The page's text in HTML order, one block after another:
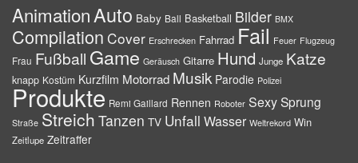
AnimationAuto Baby Ball Basketball Bilder BMX
Compilation Cover Erschrecken Fahrrad Fail Feuer Flugzeug
Frau Fußball Game Geräusch Gitarre Hund Junge Katze
knapp Kostüm Kurzfilm Motorrad Musik Parodie Polizei
Produkte Remi Gaillard Rennen Roboter SexySprung
Straße Streich Tanzen TV Unfall Wasser Weltrekord Win
Zeitlupe Zeitraffer